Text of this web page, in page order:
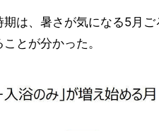
期は、暑さが気になる5月
とが分かった。